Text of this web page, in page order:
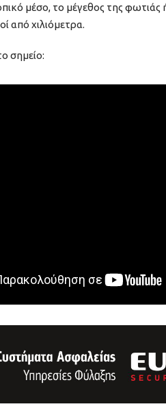
μέσο, το μέγεθος της φωτιάς
από χιλιόμετρα.
σημείο: